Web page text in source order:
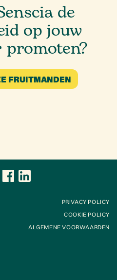
de
op jouw
FRUITMANDEN
PRIVACY POLICY
COOKIE POLICY
ALGEMENE VOORWAARDEN